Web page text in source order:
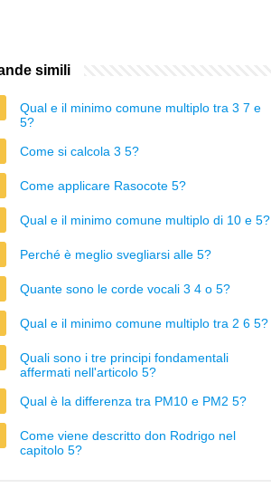
simili
Qual e il minimo comune multiplo tra 3 7 e
5?
Come si calcola 3 5?
Come applicare Rasocote 5?
Qual e il minimo comune multiplo di 10 e 5?
Perché è meglio svegliarsi alle 5?
Quante sono le corde vocali 3 4 o 5?
Qual e il minimo comune multiplo tra 2 6 5?
Quali sono i tre principi fondamentali
affermati nell'articolo 5?
Qual è la differenza tra PM10 e PM2 5?
Come viene descritto don Rodrigo nel
capitolo 5?